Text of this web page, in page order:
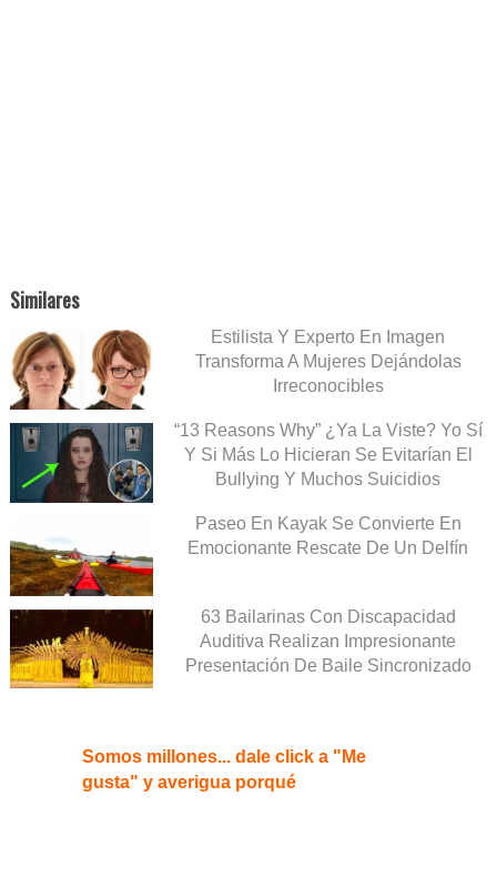
Similares
Estilista Y Experto En Imagen
Transforma A Mujeres Dejándolas
Irreconocibles
“13 Reasons Why” ¿Ya La Viste? Yo Sí
Y Si Más Lo Hicieran Se Evitarían El
Bullying Y Muchos Suicidios
Paseo En Kayak Se Convierte En
Emocionante Rescate De Un Delfín
63 Bailarinas Con Discapacidad
Auditiva Realizan Impresionante
Presentación De Baile Sincronizado
Somos millones... dale click a "Me
gusta" y averigua porqué